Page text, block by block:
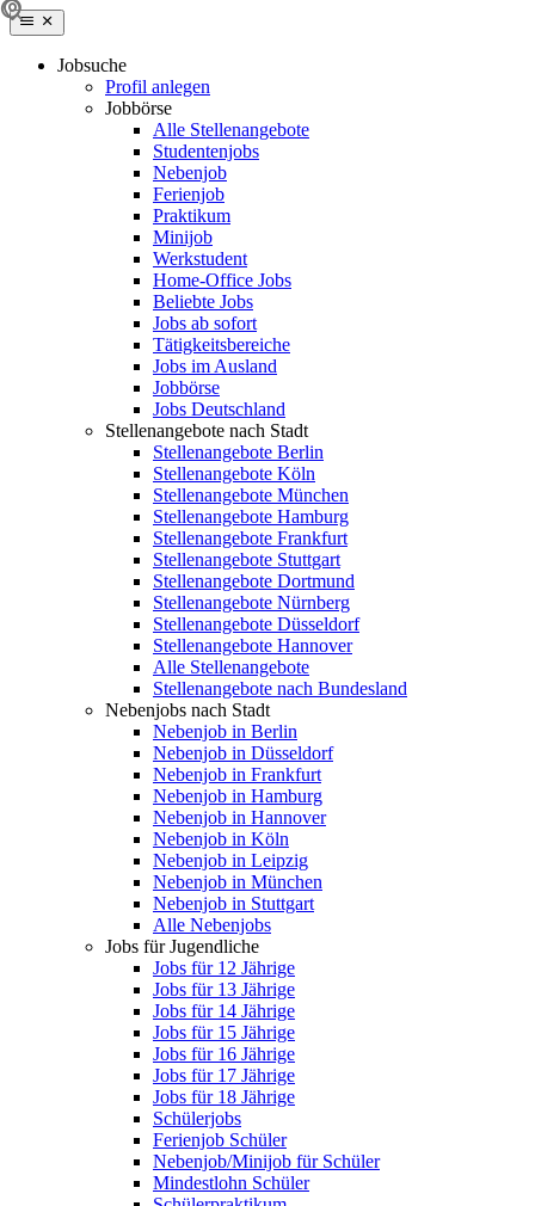
Jobsuche
Profil anlegen
Jobbörse
Alle Stellenangebote
Studentenjobs
Nebenjob
Ferienjob
Praktikum
Minijob
Werkstudent
Home-Office Jobs
Beliebte Jobs
Jobs ab sofort
Tätigkeitsbereiche
Jobs im Ausland
Jobbörse
Jobs Deutschland
Stellenangebote nach Stadt
Stellenangebote Berlin
Stellenangebote Köln
Stellenangebote München
Stellenangebote Hamburg
Stellenangebote Frankfurt
Stellenangebote Stuttgart
Stellenangebote Dortmund
Stellenangebote Nürnberg
Stellenangebote Düsseldorf
Stellenangebote Hannover
Alle Stellenangebote
Stellenangebote nach Bundesland
Nebenjobs nach Stadt
Nebenjob in Berlin
Nebenjob in Düsseldorf
Nebenjob in Frankfurt
Nebenjob in Hamburg
Nebenjob in Hannover
Nebenjob in Köln
Nebenjob in Leipzig
Nebenjob in München
Nebenjob in Stuttgart
Alle Nebenjobs
Jobs für Jugendliche
Jobs für 12 Jährige
Jobs für 13 Jährige
Jobs für 14 Jährige
Jobs für 15 Jährige
Jobs für 16 Jährige
Jobs für 17 Jährige
Jobs für 18 Jährige
Schülerjobs
Ferienjob Schüler
Nebenjob/Minijob für Schüler
Mindestlohn Schüler